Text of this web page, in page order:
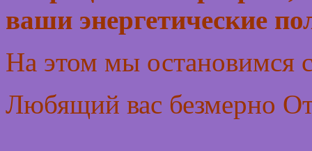
ваши энергетические
На этом мы остановимся
Любящий вас безмерно